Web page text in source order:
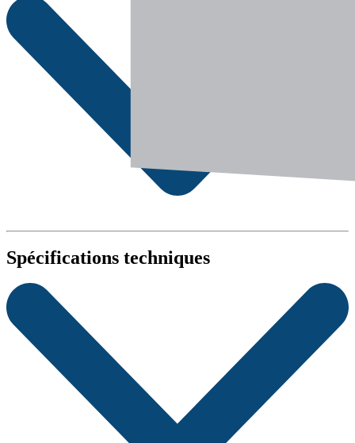
Spécifications techniques